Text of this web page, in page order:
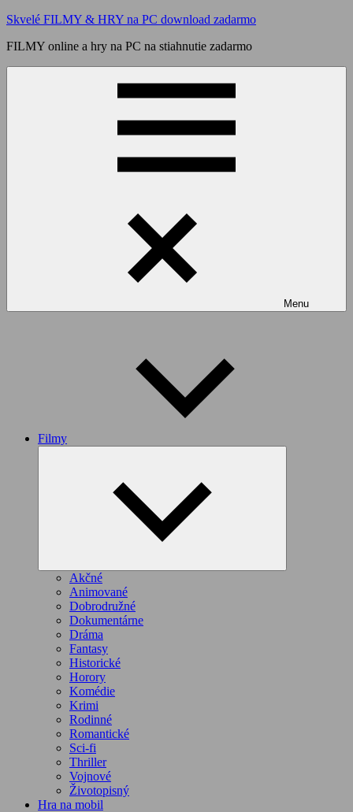
Skip
content
Skvelé FILMY & HRY na PC download zadarmo
FILMY online a hry na PC na stiahnutie zadarmo
Menu
Filmy
Akčné
Animované
Dobrodružné
Dokumentárne
Dráma
Fantasy
Historické
Horory
Komédie
Krimi
Rodinné
Romantické
Sci-fi
Thriller
Vojnové
Životopisný
Hra na mobil